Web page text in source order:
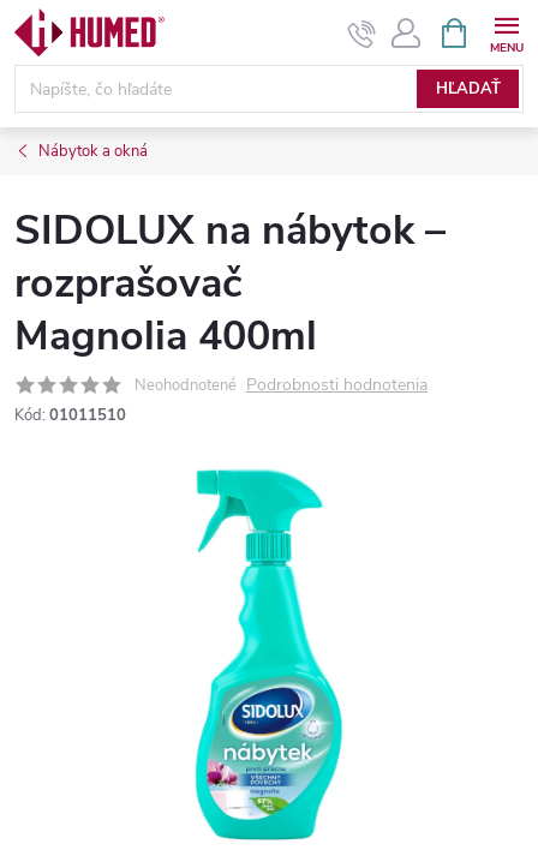
Prejsť
obsah
HĽADAŤ
KOŠÍK
Nábytok a okná
SIDOLUX na nábytok –
rozprašovač
Magnolia 400ml
Neohodnotené Podrobnosti hodnotenia
Kód: 01011510